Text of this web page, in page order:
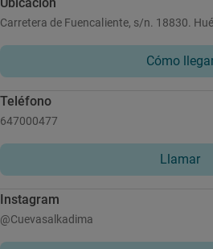
Carretera de Fuencaliente, s/n. 18830.
Cómo
Teléfono
647000477
Llamar
Instagram
@Cuevasalkadima